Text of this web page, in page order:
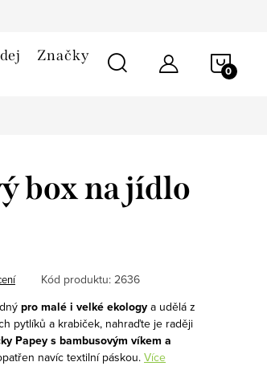
Značky
box na jídlo
Kód produktu: 2636
pro malé i velké ekology a udělá z
pytlíků a krabiček, nahraďte je raději
Papey s bambusovým víkem a
navíc textilní páskou.Více